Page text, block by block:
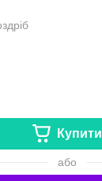
Купити
або